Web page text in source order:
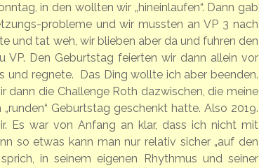
in den wollten wir „hineinlaufen“. Dann gab
probleme und wir mussten an VP 3 nach
und tat weh, wir blieben aber da und fuhren den
VP. Den Geburtstag feierten wir dann allein vor
und regnete. Das Ding wollte ich aber beenden.
dann die Challenge Roth dazwischen, die meine
Geburtstag geschenkt hatte. Also 2019.
Es war von Anfang an klar, dass ich nicht mit
so etwas kann man nur relativ sicher „auf den
in seinem eigenen Rhythmus und seiner